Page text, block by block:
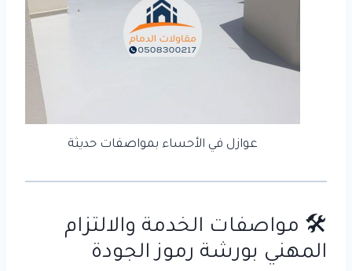
عوازل في الأحساء بمواصفات حديثة
🛠️ مواصفات الخدمة والالتزام
المهني بورشة رموز الجودة